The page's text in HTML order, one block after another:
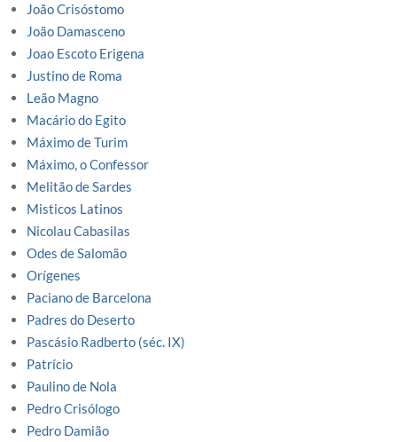
João Crisóstomo
João Damasceno
Joao Escoto Erigena
Justino de Roma
Leão Magno
Macário do Egito
Máximo de Turim
Máximo, o Confessor
Melitão de Sardes
Misticos Latinos
Nicolau Cabasilas
Odes de Salomão
Orígenes
Paciano de Barcelona
Padres do Deserto
Pascásio Radberto (séc. IX)
Patrício
Paulino de Nola
Pedro Crisólogo
Pedro Damião